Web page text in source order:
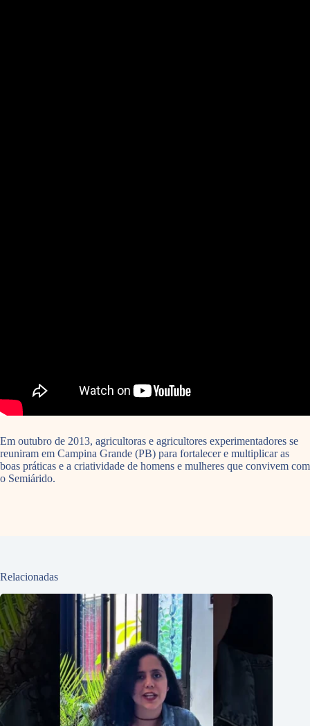
Em outubro de 2013, agricultoras e agricultores experimentadores se
reuniram em Campina Grande (PB) para fortalecer e multiplicar as
boas práticas e a criatividade de homens e mulheres que convivem com
o Semiárido.
Relacionadas